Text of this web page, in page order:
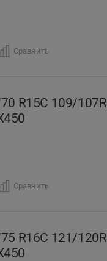
Сравнить
R15C 109/107R
Сравнить
R16C 121/120R